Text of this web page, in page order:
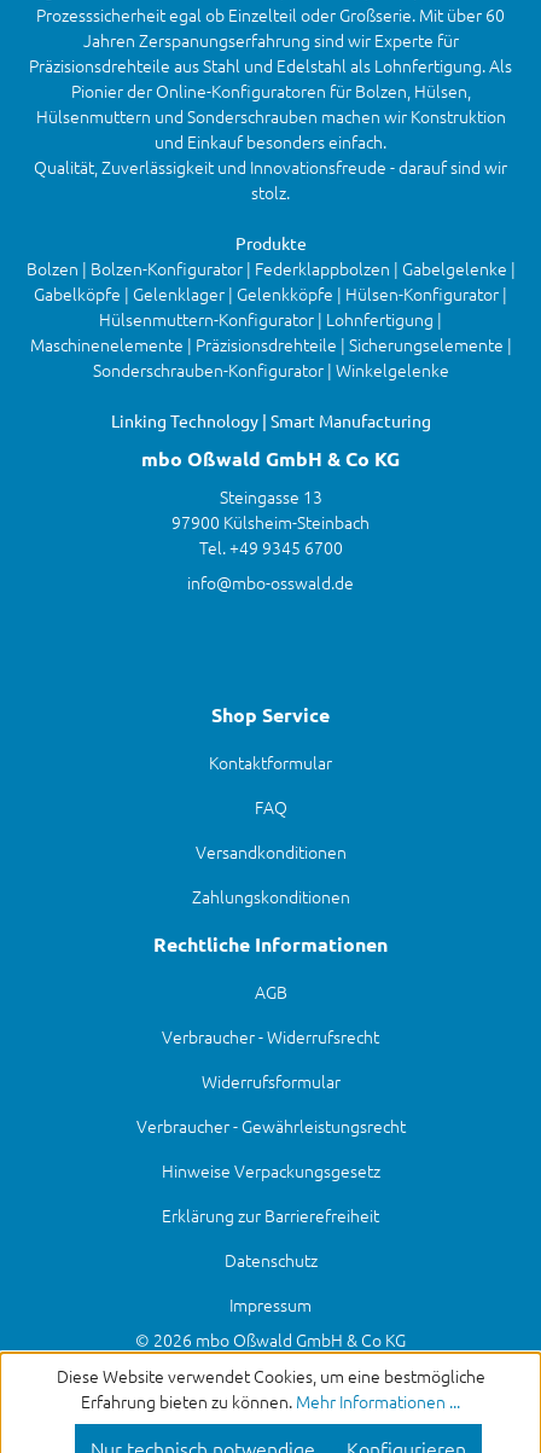
Diese Website verwendet Cookies, um eine bestmögliche
Erfahrung bieten zu können. Mehr Informationen ...
Prozesssicherheit egal ob Einzelteil oder Großserie. Mit über 60
Jahren Zerspanungserfahrung sind wir Experte für
Präzisionsdrehteile aus Stahl und Edelstahl als Lohnfertigung. Als
Pionier der Online-Konfiguratoren für Bolzen, Hülsen,
Hülsenmuttern und Sonderschrauben machen wir Konstruktion
und Einkauf besonders einfach.
Qualität, Zuverlässigkeit und Innovationsfreude - darauf sind wir
stolz.
Produkte
Bolzen | Bolzen-Konfigurator | Federklappbolzen | Gabelgelenke |
Gabelköpfe | Gelenklager | Gelenkköpfe | Hülsen-Konfigurator |
Hülsenmuttern-Konfigurator | Lohnfertigung |
Maschinenelemente | Präzisionsdrehteile | Sicherungselemente |
Sonderschrauben-Konfigurator | Winkelgelenke
Linking Technology | Smart Manufacturing
mbo Oßwald GmbH & Co KG
Steingasse 13
97900 Külsheim-Steinbach
Tel. +49 9345 6700
info@mbo-osswald.de
Shop Service
Kontaktformular
FAQ
Versandkonditionen
Zahlungskonditionen
Rechtliche Informationen
AGB
Verbraucher - Widerrufsrecht
Widerrufsformular
Verbraucher - Gewährleistungsrecht
Hinweise Verpackungsgesetz
Erklärung zur Barrierefreiheit
Datenschutz
Impressum
© 2026 mbo Oßwald GmbH & Co KG